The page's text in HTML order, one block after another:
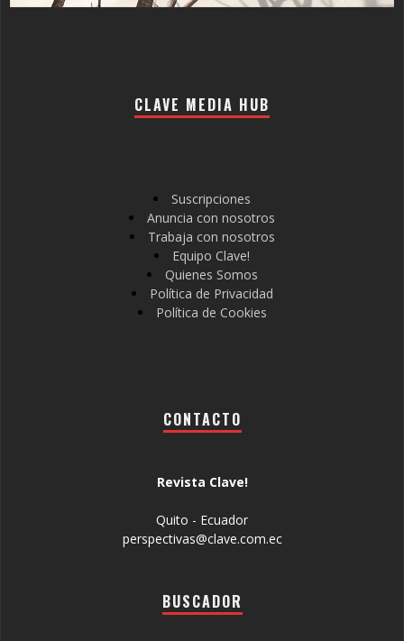
CLAVE MEDIA HUB
Suscripciones
Anuncia con nosotros
Trabaja con nosotros
Equipo Clave!
Quienes Somos
Política de Privacidad
Política de Cookies
CONTACTO
Revista Clave!
Quito - Ecuador
perspectivas@clave.com.ec
BUSCADOR